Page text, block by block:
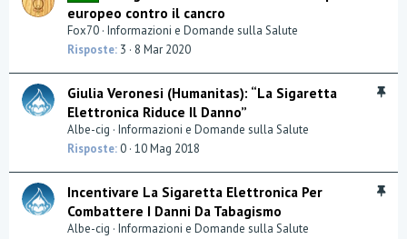
d
e
europeo contro il cancro
Fox70 Informazioni e Domande sulla Salute
Risposte 3 8 Mar 2020
I
d
e
Giulia Veronesi (Humanitas): “La Sigaretta
Elettronica Riduce Il Danno”
Albe-cig Informazioni e Domande sulla Salute
Risposte 0 10 Mag 2018
I
Incentivare La Sigaretta Elettronica Per
Combattere I Danni Da Tabagismo
Albe-cig Informazioni e Domande sulla Salute